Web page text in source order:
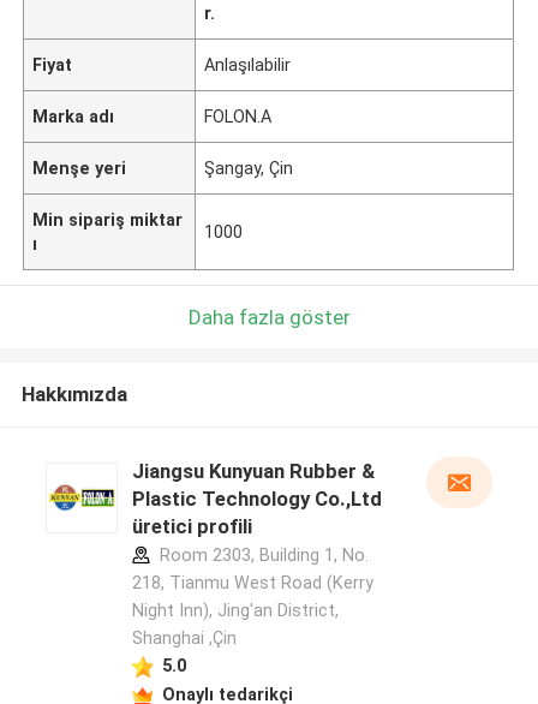
r.
Fiyat Anlaşılabilir
Marka adı FOLON.A
Menşe yeri Şangay, Çin
Min sipariş miktar
ı
1000
Daha fazla göster
Hakkımızda
Jiangsu Kunyuan Rubber &
Plastic Technology Co.,Ltd
üretici profili
Room 2303, Building 1, No.
218, Tianmu West Road (Kerry
Night Inn), Jing'an District,
Shanghai ,Çin
5.0
Onaylı tedarikçi